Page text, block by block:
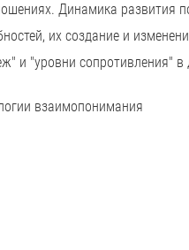
Динамика развития
их создание и
и "уровни сопротивления"
взаимопонимания